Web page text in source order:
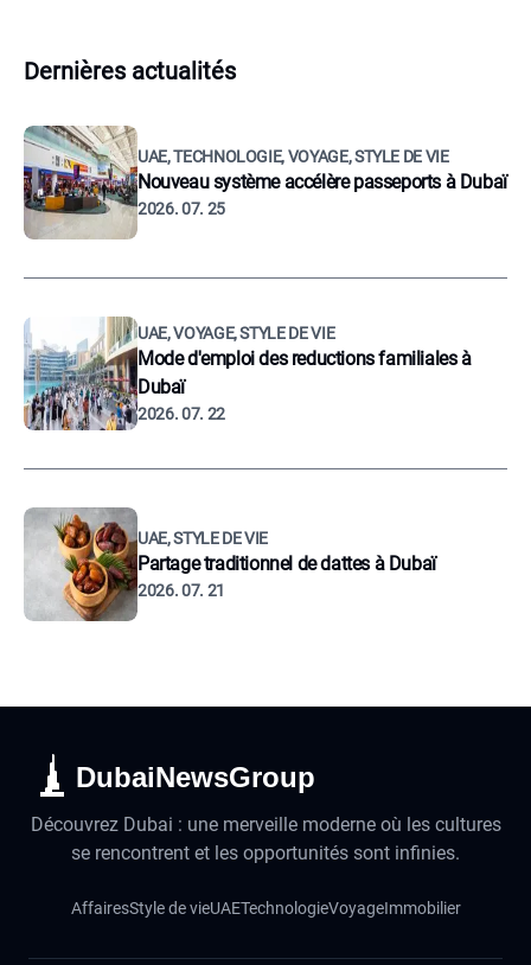
Dernières actualités
UAE, TECHNOLOGIE, VOYAGE, STYLE DE VIE
Nouveau système accélère passeports à Dubaï
2026. 07. 25
UAE, VOYAGE, STYLE DE VIE
Mode d'emploi des reductions familiales à
Dubaï
2026. 07. 22
UAE, STYLE DE VIE
Partage traditionnel de dattes à Dubaï
2026. 07. 21
DubaiNewsGroup
Découvrez Dubai : une merveille moderne où les cultures
se rencontrent et les opportunités sont infinies.
AffairesStyle de vieUAETechnologieVoyageImmobilier